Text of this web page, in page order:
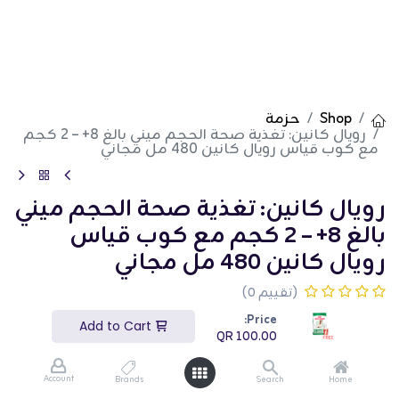
Price:
100.00
Home
Search
Brands
Account
Shop حزمة
رويال كانين: تغذية صحة الحجم ميني بالغ 8+ – 2 كجم
مع كوب قياس رويال كانين 480 مل مجاني
رويال كانين: تغذية صحة الحجم ميني
بالغ 8+ – 2 كجم مع كوب قياس
رويال كانين 480 مل مجاني
(تقييم 0)
100.00
QR